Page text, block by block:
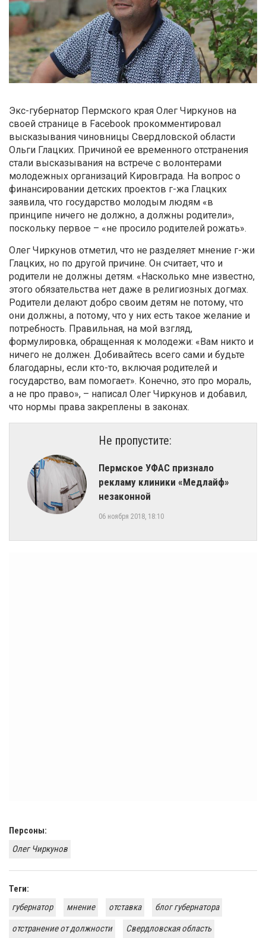
Экс-губернатор Пермского края Олег Чиркунов на
своей странице в Facebook прокомментировал
высказывания чиновницы Свердловской области
Ольги Глацких. Причиной ее временного отстранения
стали высказывания на встрече с волонтерами
молодежных организаций Кировграда. На вопрос о
финансировании детских проектов г-жа Глацких
заявила, что государство молодым людям «в
принципе ничего не должно, а должны родители»,
поскольку первое – «не просило родителей рожать».
Олег Чиркунов отметил, что не разделяет мнение г-жи
Глацких, но по другой причине. Он считает, что и
родители не должны детям. «Насколько мне известно,
этого обязательства нет даже в религиозных догмах.
Родители делают добро своим детям не потому, что
они должны, а потому, что у них есть такое желание и
потребность. Правильная, на мой взгляд,
формулировка, обращенная к молодежи: «Вам никто и
ничего не должен. Добивайтесь всего сами и будьте
благодарны, если кто-то, включая родителей и
государство, вам помогает». Конечно, это про мораль,
а не про право», – написал Олег Чиркунов и добавил,
что нормы права закреплены в законах.
Не пропустите:
Пермское УФАС признало
рекламу клиники «Медлайф»
незаконной
06 ноября 2018, 18:10
Персоны:
Олег Чиркунов
Теги:
губернатор
мнение отставка
блог губернатора
отстранение от должности
Свердловская область